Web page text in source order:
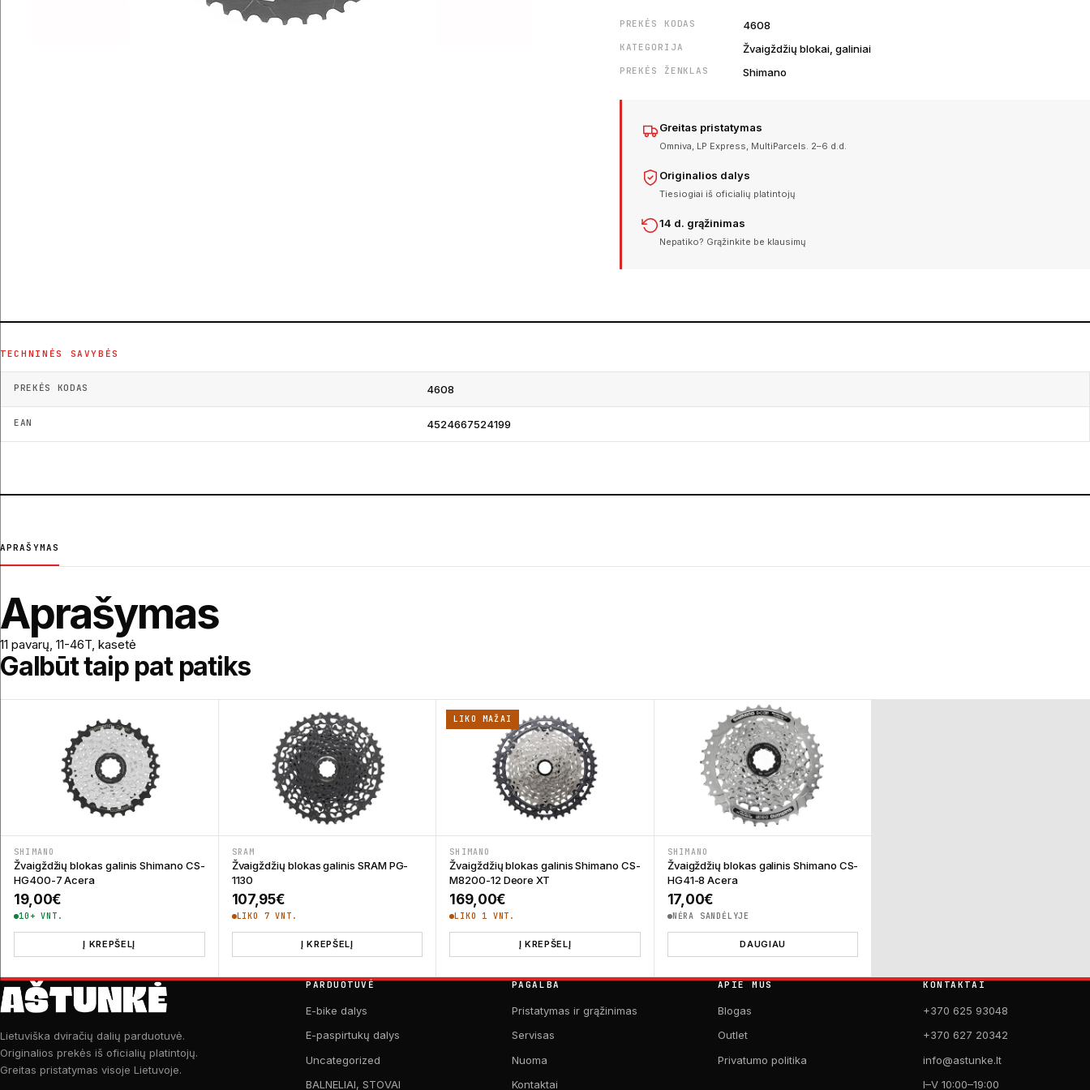
PREKĖS KODAS 4608
KATEGORIJA Žvaigždžių blokai, galiniai
PREKĖS ŽENKLAS Shimano
Greitas pristatymas
Omniva, LP Express, MultiParcels. 2–6 d.d.
Originalios dalys
Tiesiogiai iš oficialių platintojų
14 d. grąžinimas
Nepatiko? Grąžinkite be klausimų
TECHNINĖS SAVYBĖS
PREKĖS KODAS 4608
EAN 4524667524199
APRAŠYMAS
Aprašymas
11 pavarų, 11-46T, kasetė
Galbūt taip pat patiks
SHIMANO
Žvaigždžių blokas galinis Shimano CS-
HG400-7 Acera
19,00€
10+ VNT.
Į KREPŠELĮ
SRAM
Žvaigždžių blokas galinis SRAM PG-
1130
107,95€
LIKO 7 VNT.
Į KREPŠELĮ
LIKO MAŽAI
SHIMANO
Žvaigždžių blokas galinis Shimano CS-
M8200-12 Deore XT
169,00€
LIKO 1 VNT.
Į KREPŠELĮ
SHIMANO
Žvaigždžių blokas galinis Shimano CS-
HG41-8 Acera
17,00€
NĖRA SANDĖLYJE
DAUGIAU
Lietuviška dviračių dalių parduotuvė.
Originalios prekės iš oficialių platintojų.
Greitas pristatymas visoje Lietuvoje.
PARDUOTUVĖ
E-bike dalys
E-paspirtukų dalys
Uncategorized
BALNELIAI, STOVAI
PAGALBA
Pristatymas ir grąžinimas
Servisas
Nuoma
Kontaktai
APIE MUS
Blogas
Outlet
Privatumo politika
KONTAKTAI
+370 625 93048
+370 627 20342
info@astunke.lt
I–V 10:00–19:00